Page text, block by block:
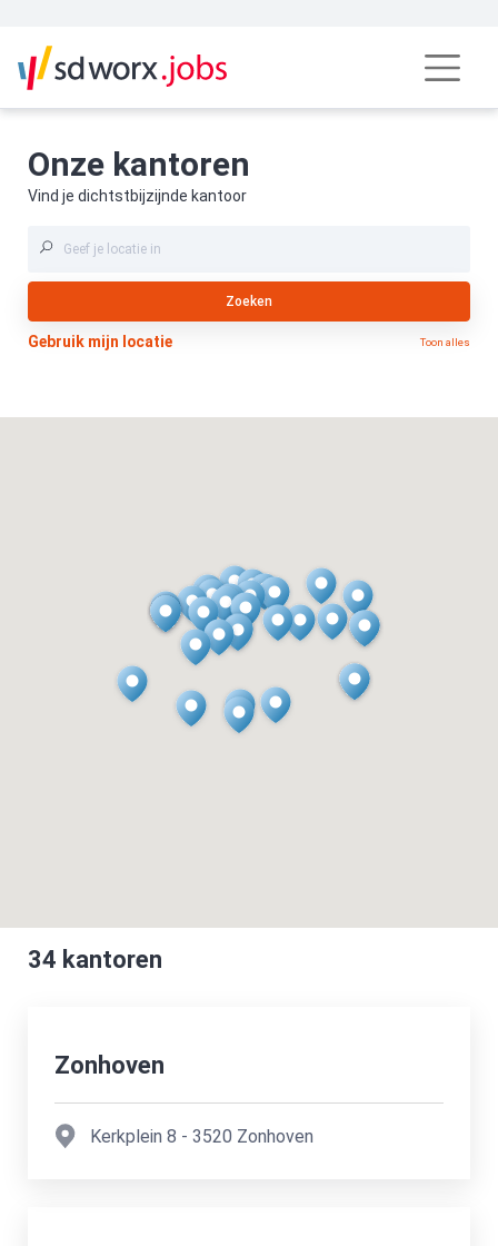
Onze kantoren
Vind je dichtstbijzijnde kantoor
Zoeken
Gebruik mijn locatie Toon alles
34 kantoren
Zonhoven
Kerkplein 8 - 3520 Zonhoven